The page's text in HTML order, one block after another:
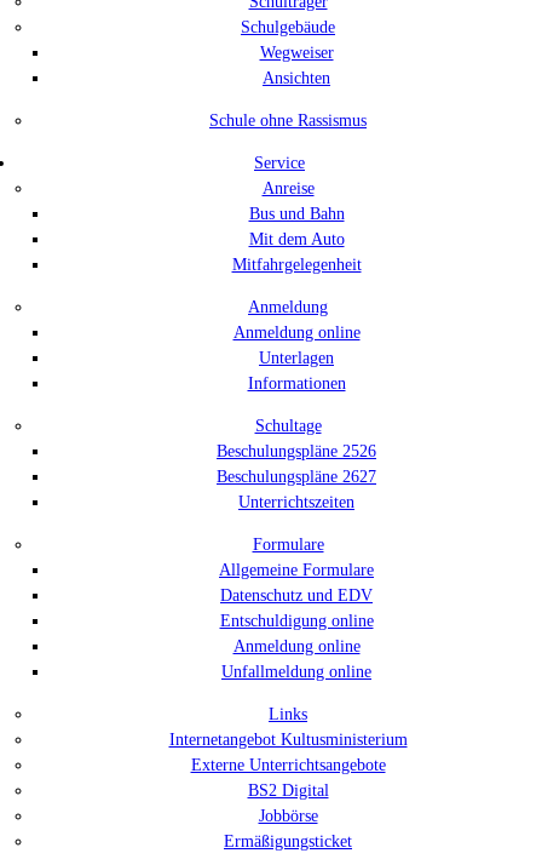
Schulgebäude
Wegweiser
Ansichten
Schule ohne Rassismus
Service
Anreise
Bus und Bahn
Mit dem Auto
Mitfahrgelegenheit
Anmeldung
Anmeldung online
Unterlagen
Informationen
Schultage
Beschulungspläne 2526
Beschulungspläne 2627
Unterrichtszeiten
Formulare
Allgemeine Formulare
Datenschutz und EDV
Entschuldigung online
Anmeldung online
Unfallmeldung online
Links
Internetangebot Kultusministerium
Externe Unterrichtsangebote
BS2 Digital
Jobbörse
Ermäßigungsticket